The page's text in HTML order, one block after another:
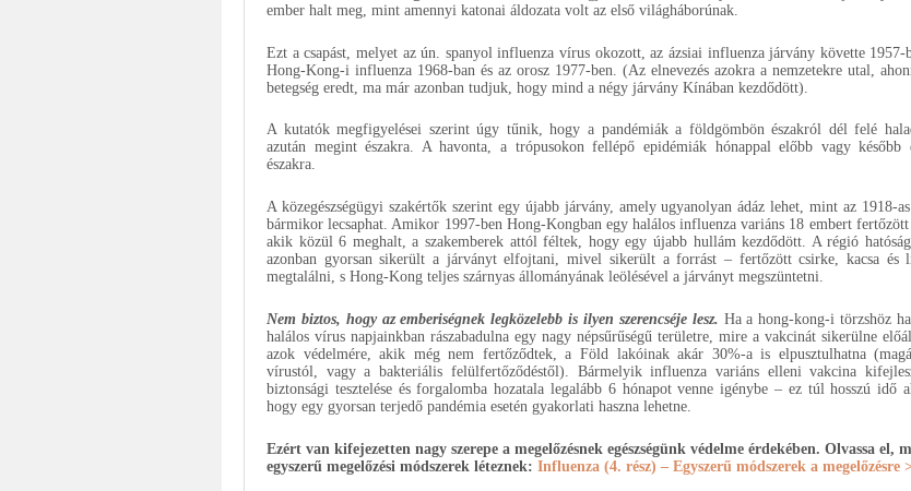
ember halt meg, mint amennyi katonai áldozata volt az első világháborúnak.
Ezt a csapást, melyet az ún. spanyol influenza vírus okozott, az ázsiai influenza járvány követte 1957-
Hong-Kong-i influenza 1968-ban és az orosz 1977-ben. (Az elnevezés azokra a nemzetekre utal,
betegség eredt, ma már azonban tudjuk, hogy mind a négy járvány Kínában kezdődött).
A kutatók megfigyelései szerint úgy tűnik, hogy a pandémiák a földgömbön északról dél felé
azután megint északra. A havonta, a trópusokon fellépő epidémiák hónappal előbb vagy később
északra.
A közegészségügyi szakértők szerint egy újabb járvány, amely ugyanolyan ádáz lehet, mint az 1918-
bármikor lecsaphat. Amikor 1997-ben Hong-Kongban egy halálos influenza variáns 18 embert fertőzött
akik közül 6 meghalt, a szakemberek attól féltek, hogy egy újabb hullám kezdődött. A régió
azonban gyorsan sikerült a járványt elfojtani, mivel sikerült a forrást – fertőzött csirke, kacsa és
megtalálni, s Hong-Kong teljes szárnyas állományának leölésével a járványt megszüntetni.
Nem biztos, hogy az emberiségnek legközelebb is ilyen szerencséje lesz. Ha a hong-kong-i törzshöz
halálos vírus napjainkban rászabadulna egy nagy népsűrűségű területre, mire a vakcinát sikerülne
azok védelmére, akik még nem fertőződtek, a Föld lakóinak akár 30%-a is elpusztulhatna
vírustól, vagy a bakteriális felülfertőződéstől). Bármelyik influenza variáns elleni vakcina
biztonsági tesztelése és forgalomba hozatala legalább 6 hónapot venne igénybe – ez túl hosszú idő
hogy egy gyorsan terjedő pandémia esetén gyakorlati haszna lehetne.
Ezért van kifejezetten nagy szerepe a megelőzésnek egészségünk védelme érdekében. Olvassa el,
egyszerű megelőzési módszerek léteznek: Influenza (4. rész) – Egyszerű módszerek a megelőzésre